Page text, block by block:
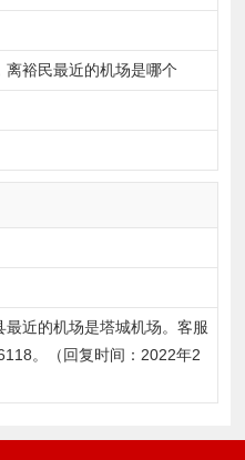
离裕民最近的机场是哪个
最近的机场是塔城机场。客服
。（回复时间：2022年2